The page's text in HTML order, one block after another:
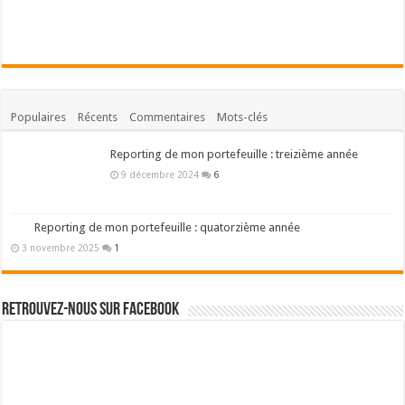
Populaires Récents Commentaires Mots-clés
Reporting de mon portefeuille : treizième année
9 décembre 2024 6
Reporting de mon portefeuille : quatorzième année
3 novembre 2025 1
Retrouvez-nous sur Facebook